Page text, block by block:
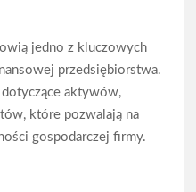
jedno z kluczowych
przedsiębiorstwa.
aktywów,
które pozwalają na
gospodarczej firmy.